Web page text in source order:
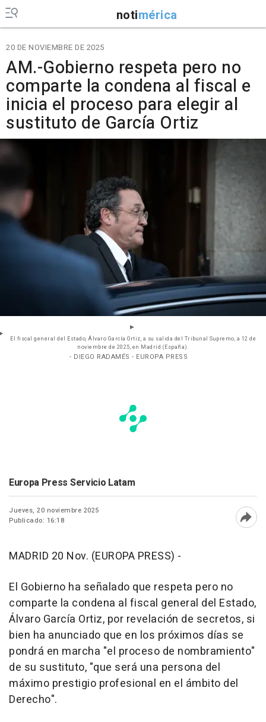
notimérica
20 DE NOVIEMBRE DE 2025
AM.-Gobierno respeta pero no
comparte la condena al fiscal e
inicia el proceso para elegir al
sustituto de García Ortiz
El fiscal general del Estado, Álvaro García Ortiz, a su salida del Tribunal Supremo, a 12 de
noviembre de 2025, en Madrid (España).
- DIEGO RADAMÉS - EUROPA PRESS
Europa Press Servicio Latam
Jueves, 20 noviembre 2025
Publicado: 16:18
MADRID 20 Nov. (EUROPA PRESS) -
El Gobierno ha señalado que respeta pero no
comparte la condena al fiscal general del Estado,
Álvaro García Ortiz, por revelación de secretos, si
bien ha anunciado que en los próximos días se
pondrá en marcha "el proceso de nombramiento"
de su sustituto, "que será una persona del
máximo prestigio profesional en el ámbito del
Derecho".